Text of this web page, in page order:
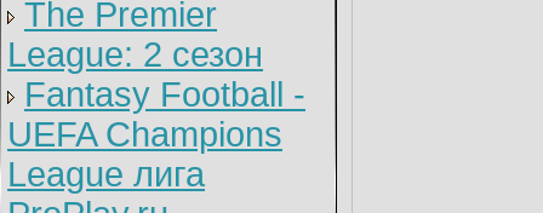
The Premier
League: 2 cезон
Fantasy Football -
UEFA Champions
League лига